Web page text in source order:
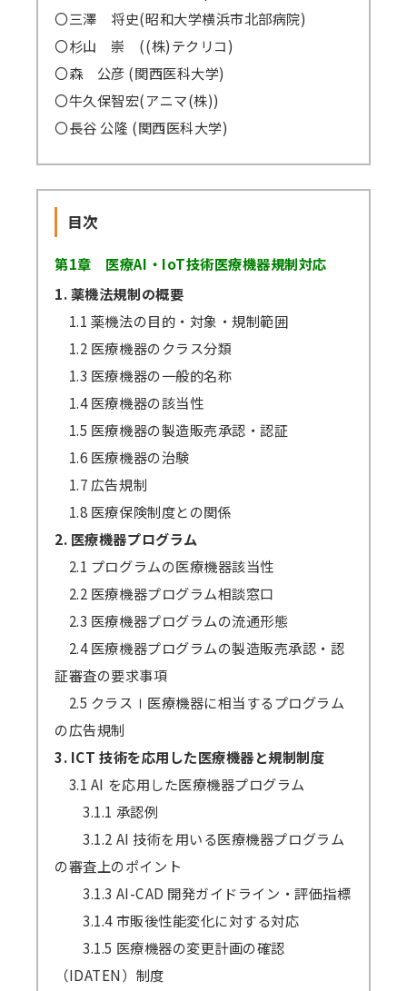
〇三澤 将史(昭和大学横浜市北部病院)
〇杉山 崇 ((株)テクリコ)
〇森 公彦 (関西医科大学)
〇牛久保智宏(アニマ(株))
〇長谷 公隆 (関西医科大学)
目次
第1章 医療AI・IoT技術医療機器規制対応
1. 薬機法規制の概要
1.1 薬機法の目的・対象・規制範囲
1.2 医療機器のクラス分類
1.3 医療機器の一般的名称
1.4 医療機器の該当性
1.5 医療機器の製造販売承認・認証
1.6 医療機器の治験
1.7 広告規制
1.8 医療保険制度との関係
2. 医療機器プログラム
2.1 プログラムの医療機器該当性
2.2 医療機器プログラム相談窓口
2.3 医療機器プログラムの流通形態
2.4 医療機器プログラムの製造販売承認・認
証審査の要求事項
2.5 クラスⅠ医療機器に相当するプログラム
の広告規制
3. ICT 技術を応用した医療機器と規制制度
3.1 AI を応用した医療機器プログラム
3.1.1 承認例
3.1.2 AI 技術を用いる医療機器プログラム
の審査上のポイント
3.1.3 AI-CAD 開発ガイドライン・評価指標
3.1.4 市販後性能変化に対する対応
3.1.5 医療機器の変更計画の確認
（IDATEN）制度